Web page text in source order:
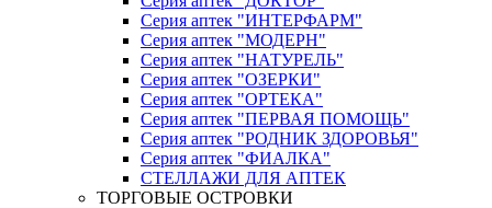
Серия аптек "ИНТЕРФАРМ"
Серия аптек "МОДЕРН"
Серия аптек "НАТУРЕЛЬ"
Серия аптек "ОЗЕРКИ"
Серия аптек "ОРТЕКА"
Серия аптек "ПЕРВАЯ ПОМОЩЬ"
Серия аптек "РОДНИК ЗДОРОВЬЯ"
Серия аптек "ФИАЛКА"
СТЕЛЛАЖИ ДЛЯ АПТЕК
ТОРГОВЫЕ ОСТРОВКИ